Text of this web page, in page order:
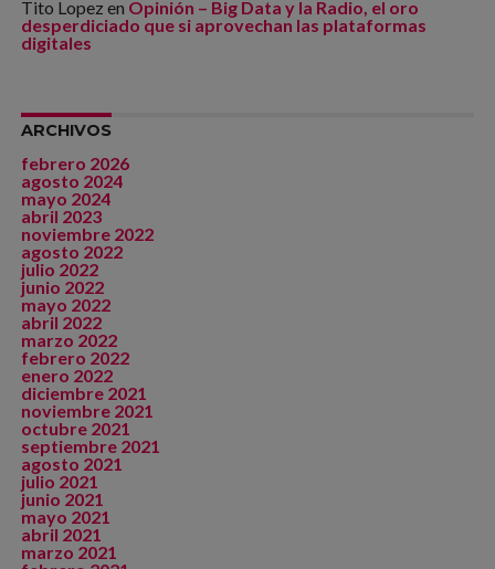
Tito Lopez en Opinión – Big Data y la Radio, el oro
desperdiciado que si aprovechan las plataformas
digitales
ARCHIVOS
febrero 2026
agosto 2024
mayo 2024
abril 2023
noviembre 2022
agosto 2022
julio 2022
junio 2022
mayo 2022
abril 2022
marzo 2022
febrero 2022
enero 2022
diciembre 2021
noviembre 2021
octubre 2021
septiembre 2021
agosto 2021
julio 2021
junio 2021
mayo 2021
abril 2021
marzo 2021